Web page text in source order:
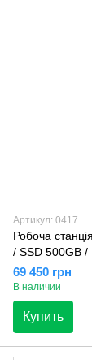
Артикул: 0417
Робоча
/ SSD 500GB /
69 450 грн
В наличии
Купить